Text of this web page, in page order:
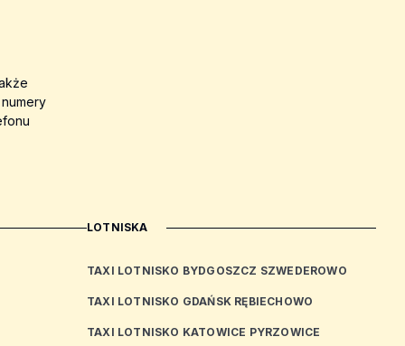
LOTNISKA
TAXI LOTNISKO BYDGOSZCZ SZWEDEROWO
TAXI LOTNISKO GDAŃSK RĘBIECHOWO
TAXI LOTNISKO KATOWICE PYRZOWICE